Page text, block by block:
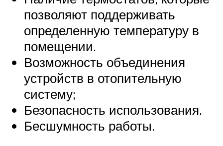
позволяют поддерживать
определенную температуру в
помещении.
Возможность объединения
устройств в отопительную
систему;
Безопасность использования.
Бесшумность работы.